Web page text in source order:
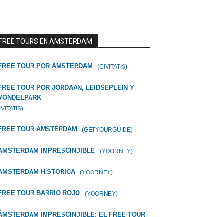
TOURS EN AMSTERDAM
TOUR POR ÁMSTERDAM (CIVITATIS)
TOUR POR JORDAAN, LEIDSEPLEIN Y
TOUR AMSTERDAM (GETYOURGUIDE)
IMPRESCINDIBLE (YOORNEY)
HISTORICA (YOORNEY)
TOUR BARRIO ROJO (YOORNEY)
IMPRESCINDIBLE: EL FREE TOUR